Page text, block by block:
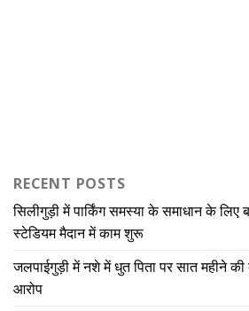
RECENT POSTS
सिलीगुड़ी में पार्किंग समस्या के समाधान के
स्टेडियम मैदान में काम शुरू
जलपाईगुड़ी में नशे में धुत पिता पर सात महीने
आरोप